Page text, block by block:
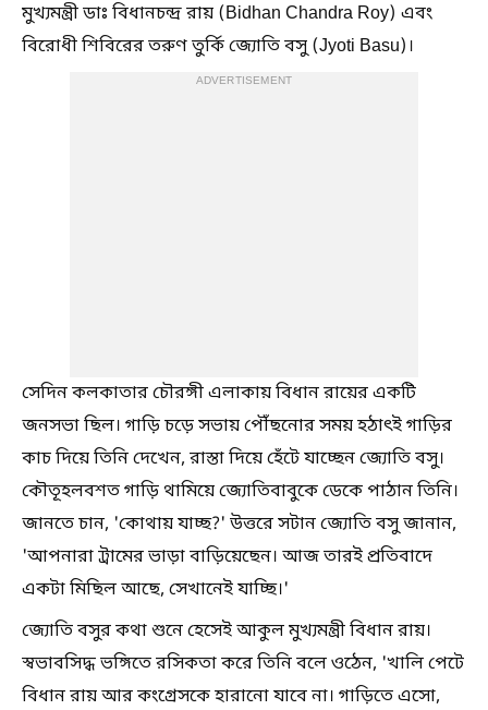
মুখ্যমন্ত্রী ডাঃ বিধানচন্দ্র রায় (Bidhan Chandra Roy) এবং
বিরোধী শিবিরের তরুণ তুর্কি জ্যোতি বসু (Jyoti Basu)।
ADVERTISEMENT
সেদিন কলকাতার চৌরঙ্গী এলাকায় বিধান রায়ের একটি
জনসভা ছিল। গাড়ি চড়ে সভায় পৌঁছনোর সময় হঠাৎই গাড়ির
কাচ দিয়ে তিনি দেখেন, রাস্তা দিয়ে হেঁটে যাচ্ছেন জ্যোতি বসু।
কৌতূহলবশত গাড়ি থামিয়ে জ্যোতিবাবুকে ডেকে পাঠান তিনি।
জানতে চান, 'কোথায় যাচ্ছ?' উত্তরে সটান জ্যোতি বসু জানান,
'আপনারা ট্রামের ভাড়া বাড়িয়েছেন। আজ তারই প্রতিবাদে
একটা মিছিল আছে, সেখানেই যাচ্ছি।'
জ্যোতি বসুর কথা শুনে হেসেই আকুল মুখ্যমন্ত্রী বিধান রায়।
স্বভাবসিদ্ধ ভঙ্গিতে রসিকতা করে তিনি বলে ওঠেন, 'খালি পেটে
বিধান রায় আর কংগ্রেসকে হারানো যাবে না। গাড়িতে এসো,